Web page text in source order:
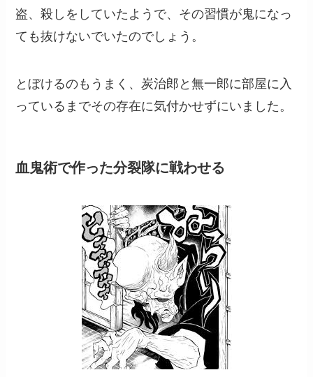
盗、殺しをしていたようで、その習慣が鬼になっ
ても抜けないでいたのでしょう。
とぼけるのもうまく、炭治郎と無一郎に部屋に入
っているまでその存在に気付かせずにいました。
血鬼術で作った分裂隊に戦わせる